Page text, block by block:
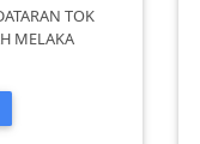
TOK
MELAKA